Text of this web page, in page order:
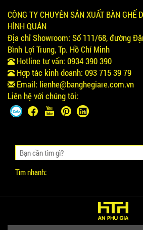
CÔNG TY CHUYÊN SẢN XUẤT BÀN GHẾ
HÌNH QUÁN
Địa chỉ Showroom: Số 111/68, đường
Bình Lợi Trung, Tp. Hồ Chí Minh
Hotline tư vấn: 0934 390 390
Hợp tác kinh doanh: 093 715 39 79
Email: lienhe@banghegiare.com.vn
Liên hệ với chúng tôi:
Tìm nhanh: